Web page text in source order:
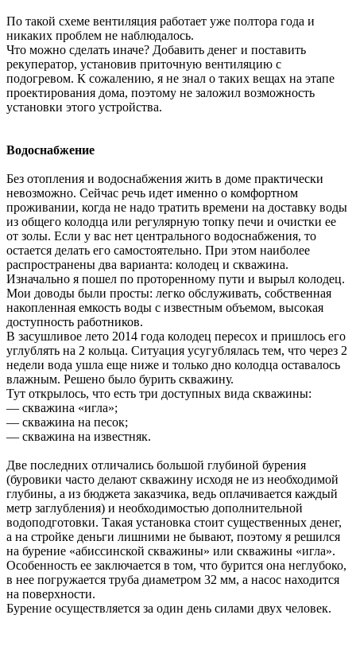
По такой схеме вентиляция работает уже полтора года и
никаких проблем не наблюдалось.
Что можно сделать иначе? Добавить денег и поставить
рекуператор, установив приточную вентиляцию с
подогревом. К сожалению, я не знал о таких вещах на этапе
проектирования дома, поэтому не заложил возможность
установки этого устройства.
Водоснабжение
Без отопления и водоснабжения жить в доме практически
невозможно. Сейчас речь идет именно о комфортном
проживании, когда не надо тратить времени на доставку воды
из общего колодца или регулярную топку печи и очистки ее
от золы. Если у вас нет центрального водоснабжения, то
остается делать его самостоятельно. При этом наиболее
распространены два варианта: колодец и скважина.
Изначально я пошел по проторенному пути и вырыл колодец.
Мои доводы были просты: легко обслуживать, собственная
накопленная емкость воды с известным объемом, высокая
доступность работников.
В засушливое лето 2014 года колодец пересох и пришлось его
углублять на 2 кольца. Ситуация усугублялась тем, что через 2
недели вода ушла еще ниже и только дно колодца оставалось
влажным. Решено было бурить скважину.
Тут открылось, что есть три доступных вида скважины:
— скважина «игла»;
— скважина на песок;
— скважина на известняк.
Две последних отличались большой глубиной бурения
(буровики часто делают скважину исходя не из необходимой
глубины, а из бюджета заказчика, ведь оплачивается каждый
метр заглубления) и необходимостью дополнительной
водоподготовки. Такая установка стоит существенных денег,
а на стройке деньги лишними не бывают, поэтому я решился
на бурение «абиссинской скважины» или скважины «игла».
Особенность ее заключается в том, что бурится она неглубоко,
в нее погружается труба диаметром 32 мм, а насос находится
на поверхности.
Бурение осуществляется за один день силами двух человек.